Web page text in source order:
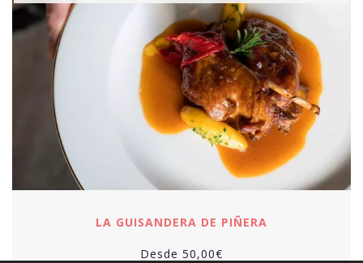
LA GUISANDERA DE PIÑERA
Desde 50,00€